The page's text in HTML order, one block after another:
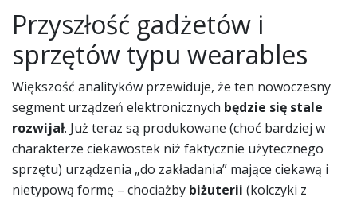
Przyszłość gadżetów i
sprzętów typu wearables
Większość analityków przewiduje, że ten nowoczesny
segment urządzeń elektronicznych będzie się stale
rozwijał. Już teraz są produkowane (choć bardziej w
charakterze ciekawostek niż faktycznie użytecznego
sprzętu) urządzenia „do zakładania” mające ciekawą i
nietypową formę – chociażby biżuterii (kolczyki z